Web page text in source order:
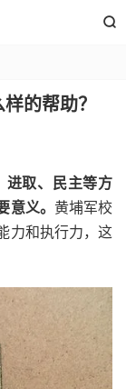

的帮助？
进取、民主等方
义。 黄埔军校
力和执行力，这